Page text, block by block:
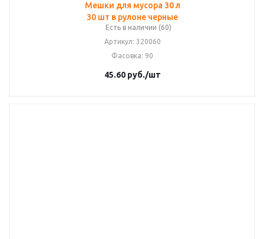
Мешки для мусора 30 л
30 шт в рулоне черные
Есть в наличии (60)
Артикул: 320060
Фасовка: 90
45.60руб./шт